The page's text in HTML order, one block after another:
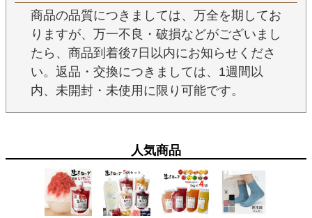
商品の品質につきましては、万全を期してお
りますが、万一不良・破損などがございまし
たら、商品到着後7日以内にお知らせくださ
い。返品・交換につきましては、1週間以
内、未開封・未使用に限り可能です。
人気商品